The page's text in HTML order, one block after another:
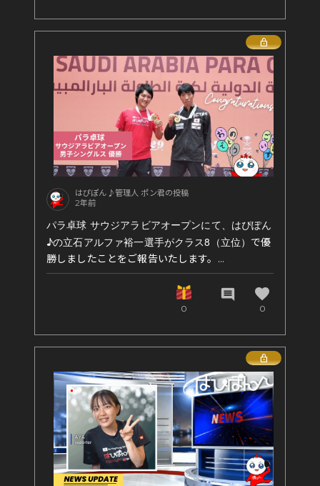
はぴぽん♪管理人 ポン君の投稿
2年前
パラ卓球 サウジアラビアオープンにて、はぴぽん
♪の立石アルファ裕一選手がクラス8（立位） で優
勝しましたことをご報告いたします。
さらに、今回もはぴぽん♪のおのぽん♪が帯同して
いつも応援をありがとうございます！
0
comment favorite
0
Lock
Lock